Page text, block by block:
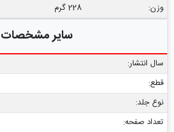
وزن:
228 گرم
سایر مشخصات
سال انتشار:
قطع:
نوع جلد:
تعداد صفحه: